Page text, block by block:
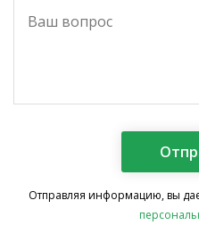
Отправляя информацию, вы